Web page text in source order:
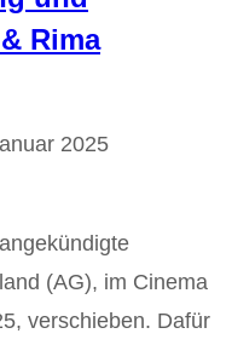
Rima
2025
(AG), im Cinema
verschieben. Dafür